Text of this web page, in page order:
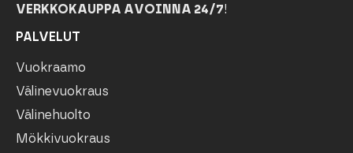
VERKKOKAUPPA AVOINNA 24/7!
PALVELUT
Vuokraamo
Välinevuokraus
Välinehuolto
Mökkivuokraus